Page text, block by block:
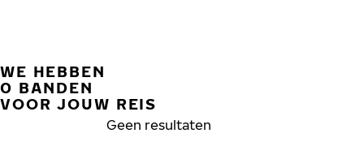
WE HEBBEN
0 BANDEN
VOOR JOUW REIS
Geen resultaten